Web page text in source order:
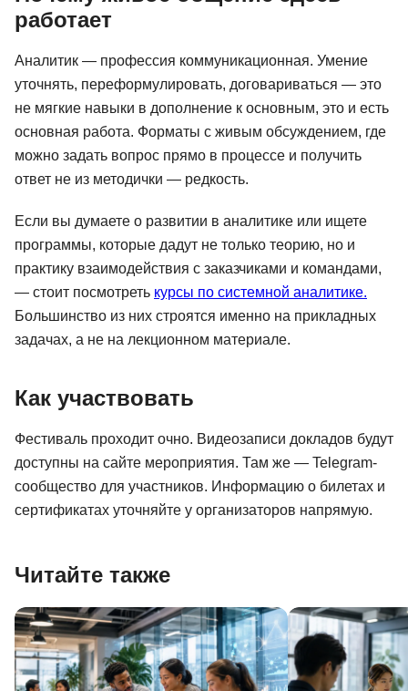
работает
Аналитик — профессия коммуникационная. Умение
уточнять, переформулировать, договариваться — это
не мягкие навыки в дополнение к основным, это и есть
основная работа. Форматы с живым обсуждением, где
можно задать вопрос прямо в процессе и получить
ответ не из методички — редкость.
Если вы думаете о развитии в аналитике или ищете
программы, которые дадут не только теорию, но и
практику взаимодействия с заказчиками и командами,
— стоит посмотреть курсы по системной аналитике.
Большинство из них строятся именно на прикладных
задачах, а не на лекционном материале.
Как участвовать
Фестиваль проходит очно. Видеозаписи докладов будут
доступны на сайте мероприятия. Там же — Telegram-
сообщество для участников. Информацию о билетах и
сертификатах уточняйте у организаторов напрямую.
Читайте также